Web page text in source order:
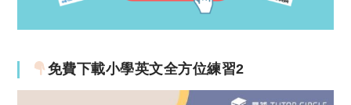
免費下載小學英文全方位練習2